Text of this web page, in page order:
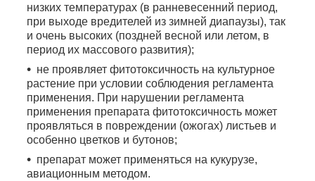
низких температурах (в ранневесенний период,
при выходе вредителей из зимней диапаузы), так
и очень высоких (поздней весной или летом, в
период их массового развития);
не проявляет фитотоксичность на культурное
растение при условии соблюдения регламента
применения. При нарушении регламента
применения препарата фитотоксичность может
проявляться в повреждении (ожогах) листьев и
особенно цветков и бутонов;
препарат может применяться на кукурузе,
авиационным методом.